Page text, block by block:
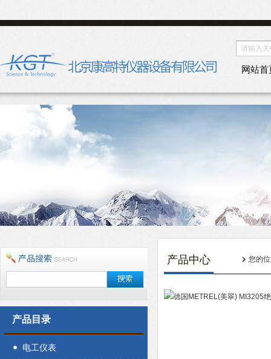
网站首
产品目录
电工仪表
产品中心 您的